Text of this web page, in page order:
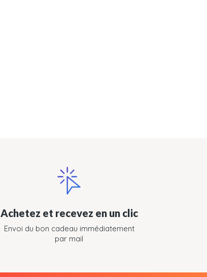
Achetez et recevez en un clic
Envoi du bon cadeau immédiatement
par mail